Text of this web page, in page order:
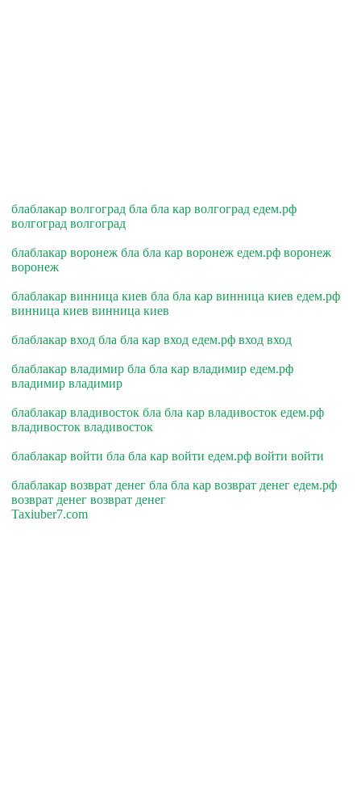
блаблакар волгоград бла бла кар волгоград едем.рф
волгоград волгоград
блаблакар воронеж бла бла кар воронеж едем.рф воронеж
воронеж
блаблакар винница киев бла бла кар винница киев едем.рф
винница киев винница киев
блаблакар вход бла бла кар вход едем.рф вход вход
блаблакар владимир бла бла кар владимир едем.рф
владимир владимир
блаблакар владивосток бла бла кар владивосток едем.рф
владивосток владивосток
блаблакар войти бла бла кар войти едем.рф войти войти
блаблакар возврат денег бла бла кар возврат денег едем.рф
возврат денег возврат денег
Taxiuber7.com